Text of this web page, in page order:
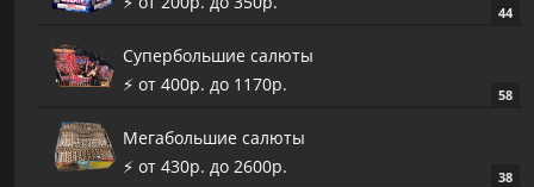
44
Супербольшие салюты
⚡️ от 400р. до 1170р.
58
Мегабольшие салюты
⚡️ от 430р. до 2600р.
38